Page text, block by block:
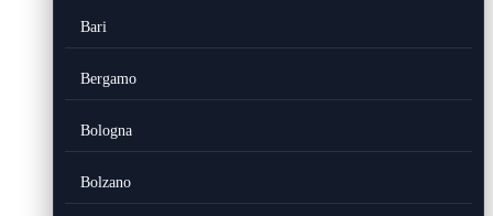
Bari
Bergamo
Bologna
Bolzano